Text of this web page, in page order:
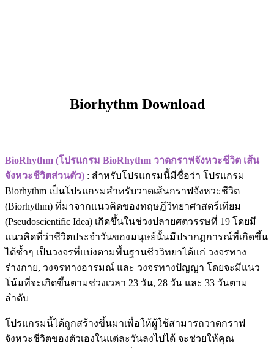
Biorhythm Download
BioRhythm (โปรแกรม BioRhythm วาดกราฟจังหวะชีวิต เส้น
จังหวะชีวิตส่วนตัว) : สำหรับโปรแกรมนี้มีชื่อว่า โปรแกรม
Biorhythm เป็นโปรแกรมสำหรับวาดเส้นกราฟจังหวะชีวิต
(Biorhythm) ที่มาจากแนวคิดของทฤษฏีวิทยาศาสตร์เทียม
(Pseudoscientific Idea) เกิดขึ้นในช่วงปลายศตวรรษที่ 19 โดยมี
แนวคิดที่ว่าชีวิตประจำวันของมนุษย์นั้นมีปรากฏการณ์ที่เกิดขึ้น
ได้ซ้ำๆ เป็นวงจรที่แบ่งตามพื้นฐานชีววิทยาได้แก่ วงจรทาง
ร่างกาย, วงจรทางอารมณ์ และ วงจรทางปัญญา โดยจะมีแนว
โน้มที่จะเกิดขึ้นตามช่วงเวลา 23 วัน, 28 วัน และ 33 วันตาม
ลำดับ
โปรแกรมนี้ได้ถูกสร้างขึ้นมาเพื่อให้ผู้ใช้สามารถวาดกราฟ
จังหวะชีวิตของตัวเองในแต่ละวันลงไปได้ จะช่วยให้คุณ